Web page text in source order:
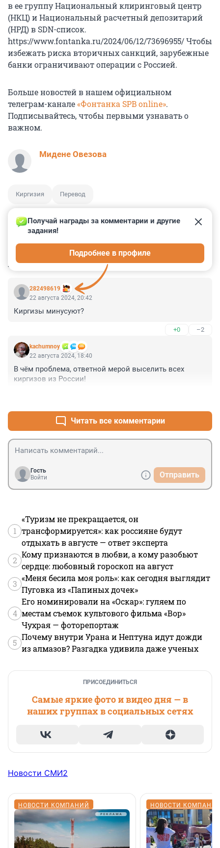
в ее группу Национальный клиринговый центр
(НКЦ) и Национальный расчетный депозитарий
(НРД) в SDN-список.
https://www.fontanka.ru/2024/06/12/73696955/ Чтобы
избежать риска вторичных санкций, зарубежные
банки ограничивают операции с Россией.
Больше новостей в нашем официальном
телеграм-канале«Фонтанка SPB online».
Подписывайтесь, чтобы первыми узнавать о
важном.
Мидене Овезова
Киргизия Перевод
КОММЕНТАРИИ 10
282498619
Получай награды за комментарии и другие
задания!
Подробнее в профиле
22 августа 2024, 20:42
Киргизы минусуют?
+0 –2
kachumnoy
22 августа 2024, 18:40
В чём проблема, ответной мерой выселить всех
киргизов из России!
Читать все комментарии
Гость
Войти
Отправить
1
«Туризм не прекращается, он
трансформируется»: как россияне будут
отдыхать в августе — ответ эксперта
2
Кому признаются в любви, а кому разобьют
сердце: любовный гороскоп на август
3
«Меня бесила моя роль»: как сегодня выглядит
Пуговка из «Папиных дочек»
4
Его номинировали на «Оскар»: гуляем по
местам съемок культового фильма «Вор»
Чухрая — фоторепортаж
5
Почему внутри Урана и Нептуна идут дожди
из алмазов? Разгадка удивила даже ученых
ПРИСОЕДИНИТЬСЯ
Самые яркие фото и видео дня — в
наших группах в социальных сетях
Новости СМИ2
НОВОСТИ КОМПАНИЙ НОВОСТИ